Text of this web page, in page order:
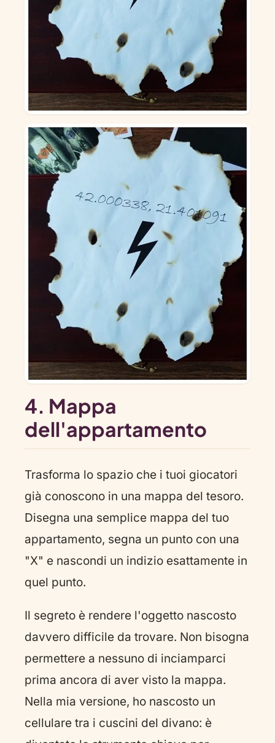
4. Mappa
dell'appartamento
Trasforma lo spazio che i tuoi giocatori
già conoscono in una mappa del tesoro.
Disegna una semplice mappa del tuo
appartamento, segna un punto con una
"X" e nascondi un indizio esattamente in
quel punto.
Il segreto è rendere l'oggetto nascosto
davvero difficile da trovare. Non bisogna
permettere a nessuno di inciamparci
prima ancora di aver visto la mappa.
Nella mia versione, ho nascosto un
cellulare tra i cuscini del divano: è